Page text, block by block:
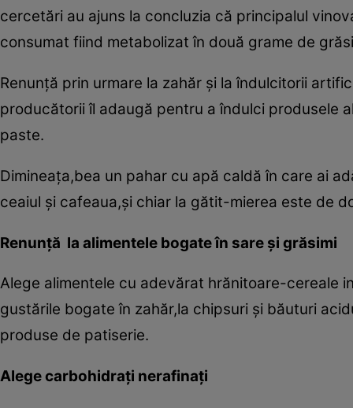
cercetări au ajuns la concluzia că principalul
consumat fiind metabolizat în două grame de
Renunţă prin urmare la zahăr şi la îndulcitorii
producătorii îl adaugă pentru a îndulci produsele
paste.
Dimineaţa,bea un pahar cu apă caldă în care ai
ceaiul şi cafeaua,şi chiar la gătit-mierea este de
Renunţă la alimentele bogate în sare şi grăsimi
Alege alimentele cu adevărat hrănitoare-cereale
gustările bogate în zahăr,la chipsuri şi băuturi
produse de patiserie.
Alege carbohidraţi nerafinaţi